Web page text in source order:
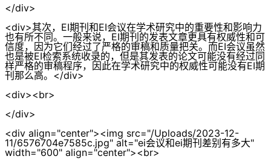
</div>
<div>其次，EI期刊和EI会议在学术研究中的重要性和影响力
也有所不同。一般来说，EI期刊的发表文章更具有权威性和可
信度，因为它们经过了严格的审稿和质量把关。而EI会议虽然
也是被EI检索系统收录的，但是其发表的论文可能没有经过同
样严格的审稿程序，因此在学术研究中的权威性可能没有EI期
刊那么高。</div>
<div><br>
</div>
<div align="center"><img src="/Uploads/2023-12-
11/6576704e7585c.jpg" alt="ei会议和ei期刊差别有多大"
width="600" align="center"><br>